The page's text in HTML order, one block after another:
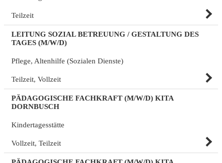
Teilzeit
LEITUNG SOZIAL BETREUUNG / GESTALTUNG DES
TAGES (M/W/D)
Pflege, Altenhilfe (Sozialen Dienste)
Teilzeit, Vollzeit
PÄDAGOGISCHE FACHKRAFT (M/W/D) KITA
DORNBUSCH
Kindertagesstätte
Vollzeit, Teilzeit